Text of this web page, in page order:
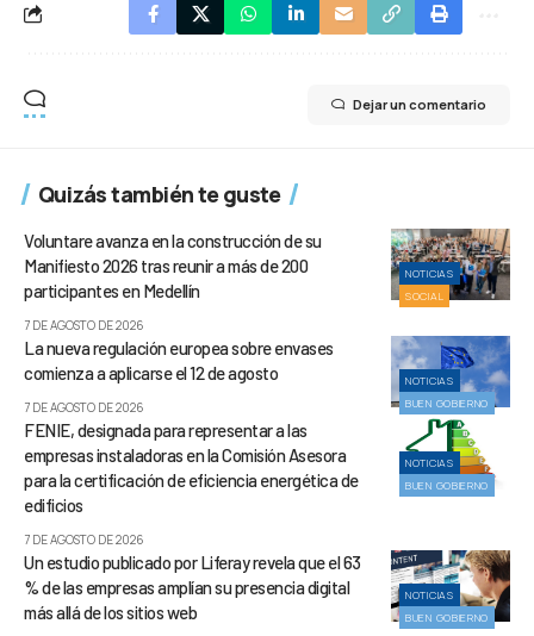
Dejar un comentario
Quizás también te guste
NOTICIAS
SOCIAL
Voluntare avanza en la construcción de su
Manifiesto 2026 tras reunir a más de 200
participantes en Medellín
7 DE AGOSTO DE 2026
NOTICIAS
BUEN GOBIERNO
La nueva regulación europea sobre envases
comienza a aplicarse el 12 de agosto
7 DE AGOSTO DE 2026
NOTICIAS
BUEN GOBIERNO
FENIE, designada para representar a las
empresas instaladoras en la Comisión Asesora
para la certificación de eficiencia energética de
edificios
7 DE AGOSTO DE 2026
NOTICIAS
BUEN GOBIERNO
Un estudio publicado por Liferay revela que el 63
% de las empresas amplían su presencia digital
más allá de los sitios web